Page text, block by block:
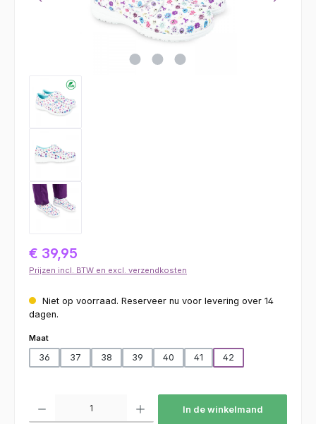
€ 39,95
Prijzen incl. BTW en excl. verzendkosten
Niet op voorraad. Reserveer nu voor levering over 14
dagen.
Selecteer
Maat
36 37 38 39 40 41 42
In de winkelmand